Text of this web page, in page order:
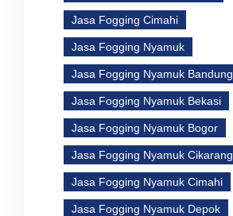
Jasa Fogging Cimahi
Jasa Fogging Nyamuk
Jasa Fogging Nyamuk Bandung
Jasa Fogging Nyamuk Bekasi
Jasa Fogging Nyamuk Bogor
Jasa Fogging Nyamuk Cikarang
Jasa Fogging Nyamuk Cimahi
Jasa Fogging Nyamuk Depok